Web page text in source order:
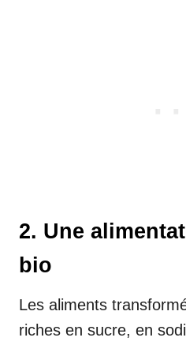
2. Une
bio
Les aliments
riches en sucre, en